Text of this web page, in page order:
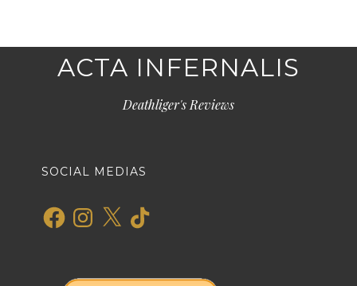
ACTA INFERNALIS
Deathliger's Reviews
SOCIAL MEDIAS
FacebookInstagram
X TikTok